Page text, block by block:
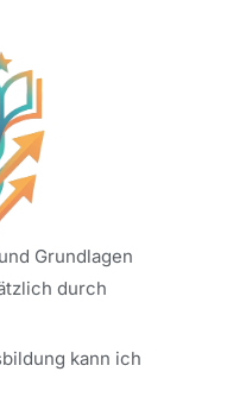
Grundlagen
durch
kann ich